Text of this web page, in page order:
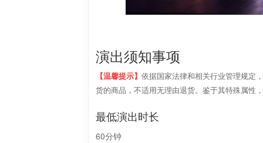
演出须知事项
【温馨提示】 依据国家法律和相关行业管理规定
货的商品，不适用无理由退货。鉴于其特殊属性，
最低演出时长
60分钟